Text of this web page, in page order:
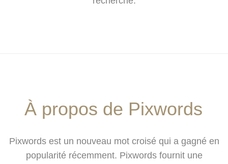
À propos de Pixwords
Pixwords est un nouveau mot croisé qui a gagné en
popularité récemment. Pixwords fournit une